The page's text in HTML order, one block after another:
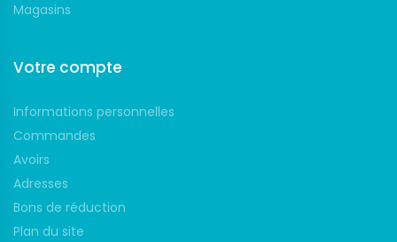
Magasins
Votre compte
Informations personnelles
Commandes
Avoirs
Adresses
Bons de réduction
Plan du site